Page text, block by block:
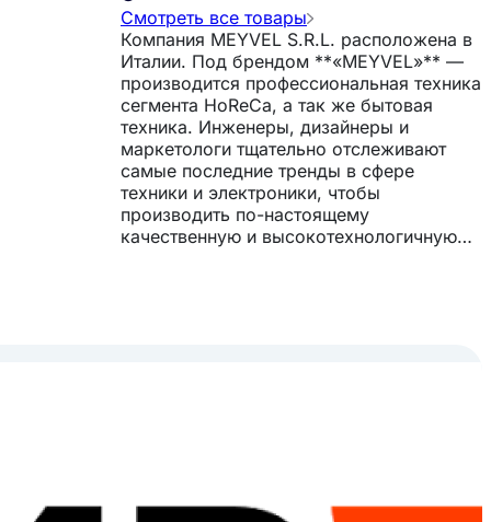
Смотреть все товары
Компания MEYVEL S.R.L. расположена в
Италии. Под брендом **«MEYVEL»** —
производится профессиональная техника
сегмента HoReCa, а так же бытовая
техника. Инженеры, дизайнеры и
маркетологи тщательно отслеживают
самые последние тренды в сфере
техники и электроники, чтобы
производить по-настоящему
качественную и высокотехнологичную